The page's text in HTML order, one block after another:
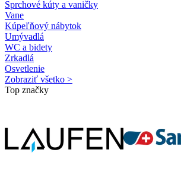
Sprchové kúty a vaničky
Vane
Kúpeľňový nábytok
Umývadlá
WC a bidety
Zrkadlá
Osvetlenie
Zobraziť všetko >
Top značky